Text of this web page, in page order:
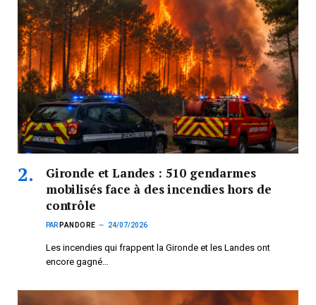
Gironde et Landes : 510 gendarmes
mobilisés face à des incendies hors de
contrôle
PAR PANDORE 24/07/2026
Les incendies qui frappent la Gironde et les Landes ont
encore gagné…